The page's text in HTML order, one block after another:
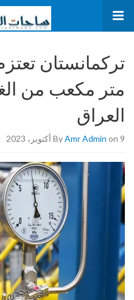
متر مكعب من
العراق
ByAmr Admin on 9 أكتوبر، 2023